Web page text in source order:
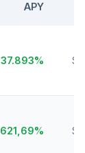
APY
37.893%
621,69%